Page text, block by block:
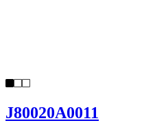
J80020A0011